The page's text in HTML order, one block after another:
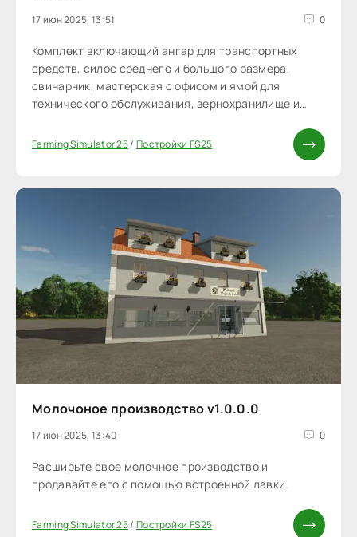
17 июн 2025, 13:51 0
Комплект включающий ангар для транспортных
средств, силос среднего и большого размера,
свинарник, мастерская с офисом и ямой для
технического обслуживания, зернохранилище и
Farming Simulator 25/ Постройки FS25
Молочоное производство v1.0.0.0
17 июн 2025, 13:40 0
Расширьте свое молочное производство и
продавайте его с помощью встроенной лавки.
Farming Simulator 25/ Постройки FS25